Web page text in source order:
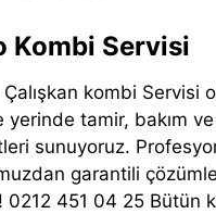
Kombi Servisi
Çalışkan kombi Servisi
yerinde tamir, bakım
sunuyoruz.
garantili
0212 451 04 25 Bütün